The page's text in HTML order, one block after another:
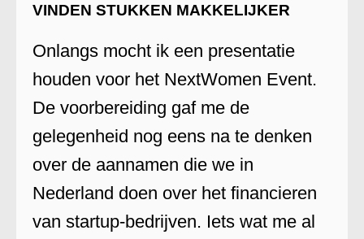
VINDEN STUKKEN MAKKELIJKER
Onlangs mocht ik een presentatie
houden voor het NextWomen Event.
De voorbereiding gaf me de
gelegenheid nog eens na te denken
over de aannamen die we in
Nederland doen over het financieren
van startup-bedrijven. Iets wat me al